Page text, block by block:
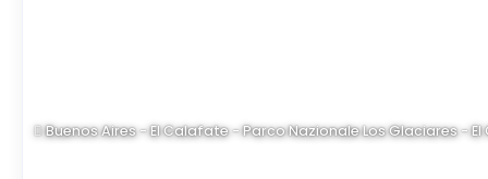
Buenos Aires - El Calafate - Parco Nazionale Los Glaciares -